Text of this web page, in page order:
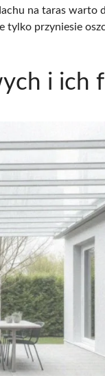
na taras warto
przyniesie
i ich